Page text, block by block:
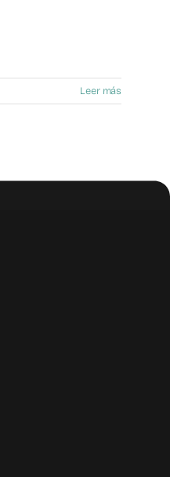
Leer más